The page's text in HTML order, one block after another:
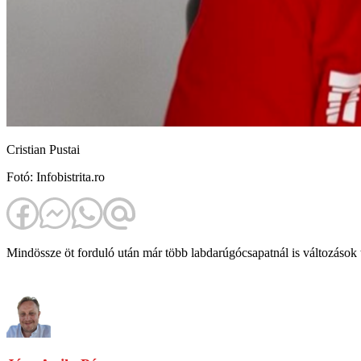
Cristian Pustai
Fotó: Infobistrita.ro
Mindössze öt forduló után már több labdarúgócsapatnál is változások